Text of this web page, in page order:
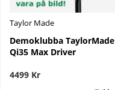
Taylor Made
Demoklubba TaylorMade
Qi35 Max Driver
4499 Kr